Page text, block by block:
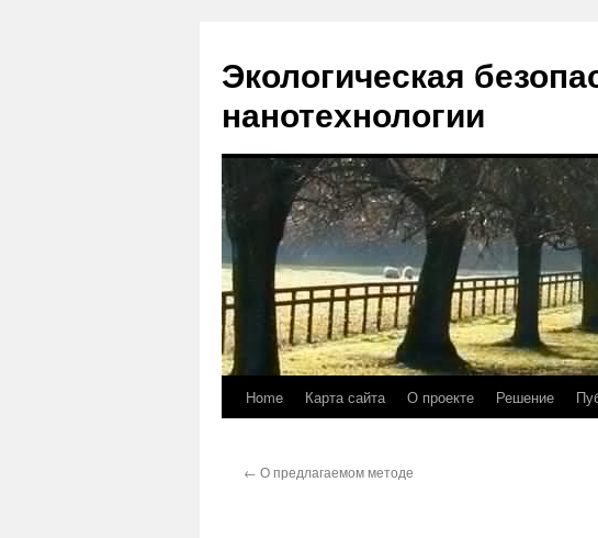
Экологическая
нанотехнологии
Skip
content
Home Карта сайта О проекте Решение
← О предлагаемом методе